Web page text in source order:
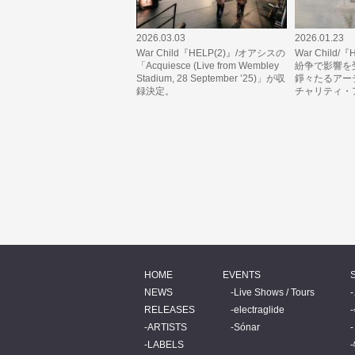
2026.03.03
War Child『HELP(2)』/オアシスの
「Acquiesce (Live from Wembley
Stadium, 28 September ’25)」が収
録決定。
2026.01.23
War Child/『
紛争で影響を
錚々たるアー
チャリティ・
HOME
NEWS
RELEASES
ARTISTS
LABELS
EVENTS
Live Shows / Tours
electraglide
Sónar